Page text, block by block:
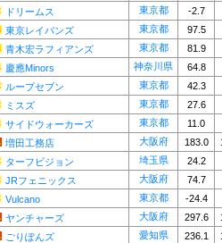
ドリームス 東京都
-2.7
東京レイバンズ 東京都
97.5
青木宏ラフィアンズ 東京都
81.9
慶應Minors 神奈川県
64.8
ループセブン 東京都
42.3
ミスズ 東京都
27.6
サイドウォーカーズ 東京都
11.0
増田工務店 大阪府 183.0
ターフビジョン 埼玉県
24.2
JRフェニックス 大阪府
74.7
Vulcano 東京都
-24.4
ヤンチャーズ 大阪府 297.6
ごりぽんズ 愛知県 236.1